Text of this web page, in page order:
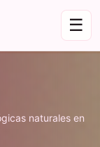
☰
naturales en